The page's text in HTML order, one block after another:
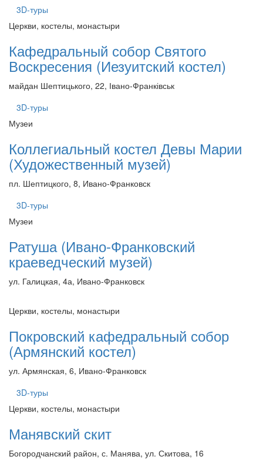
3D-туры
Церкви, костелы, монастыри
Кафедральный собор Святого
Воскресения (Иезуитский костел)
майдан Шептицького, 22, Івано-Франківськ
3D-туры
Музеи
Коллегиальный костел Девы Марии
(Художественный музей)
пл. Шептицкого, 8, Ивано-Франковск
3D-туры
Музеи
Ратуша (Ивано-Франковский
краеведческий музей)
ул. Галицкая, 4а, Ивано-Франковск
Церкви, костелы, монастыри
Покровский кафедральный собор
(Армянский костел)
ул. Армянская, 6, Ивано-Франковск
3D-туры
Церкви, костелы, монастыри
Манявский скит
Богородчанский район, с. Манява, ул. Скитова, 16